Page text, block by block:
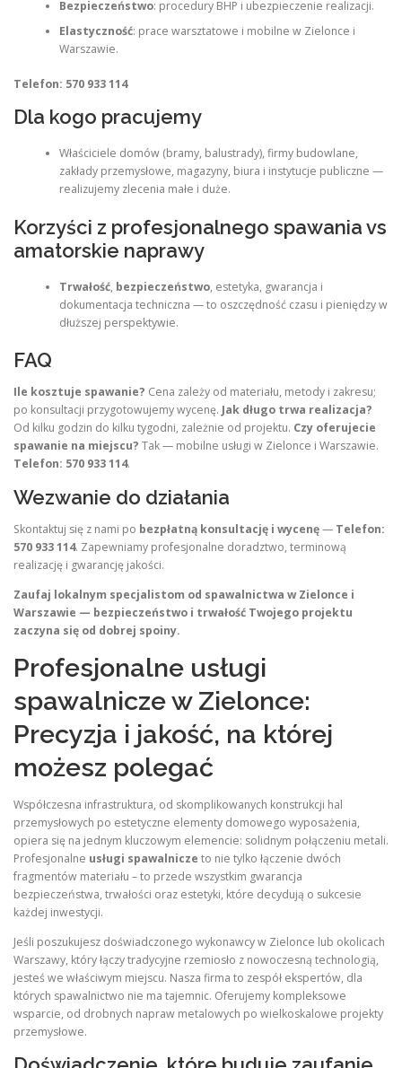
Bezpieczeństwo: procedury BHP i ubezpieczenie realizacji.
Elastyczność: prace warsztatowe i mobilne w Zielonce i
Warszawie.
Telefon: 570 933 114
Dla kogo pracujemy
Właściciele domów (bramy, balustrady), firmy budowlane,
zakłady przemysłowe, magazyny, biura i instytucje publiczne —
realizujemy zlecenia małe i duże.
Korzyści z profesjonalnego spawania vs
amatorskie naprawy
Trwałość, bezpieczeństwo, estetyka, gwarancja i
dokumentacja techniczna — to oszczędność czasu i pieniędzy w
dłuższej perspektywie.
FAQ
Ile kosztuje spawanie? Cena zależy od materiału, metody i zakresu;
po konsultacji przygotowujemy wycenę. Jak długo trwa realizacja?
Od kilku godzin do kilku tygodni, zależnie od projektu. Czy oferujecie
spawanie na miejscu? Tak — mobilne usługi w Zielonce i Warszawie.
Telefon: 570 933 114.
Wezwanie do działania
Skontaktuj się z nami po bezpłatną konsultację i wycenę— Telefon:
570 933 114. Zapewniamy profesjonalne doradztwo, terminową
realizację i gwarancję jakości.
Zaufaj lokalnym specjalistom od spawalnictwa w Zielonce i
Warszawie — bezpieczeństwo i trwałość Twojego projektu
zaczyna się od dobrej spoiny.
Profesjonalne usługi
spawalnicze w Zielonce:
Precyzja i jakość, na której
możesz polegać
Współczesna infrastruktura, od skomplikowanych konstrukcji hal
przemysłowych po estetyczne elementy domowego wyposażenia,
opiera się na jednym kluczowym elemencie: solidnym połączeniu metali.
Profesjonalne usługi spawalnicze to nie tylko łączenie dwóch
fragmentów materiału – to przede wszystkim gwarancja
bezpieczeństwa, trwałości oraz estetyki, które decydują o sukcesie
każdej inwestycji.
Jeśli poszukujesz doświadczonego wykonawcy w Zielonce lub okolicach
Warszawy, który łączy tradycyjne rzemiosło z nowoczesną technologią,
jesteś we właściwym miejscu. Nasza firma to zespół ekspertów, dla
których spawalnictwo nie ma tajemnic. Oferujemy kompleksowe
wsparcie, od drobnych napraw metalowych po wielkoskalowe projekty
przemysłowe.